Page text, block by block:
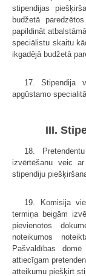
stipendijas
budžetā
papildināt
speciālistu skaitu
ikgadējā budžetā
17. Stipendija
apgūstamo
III.
18.
izvērtēšanu veic
stipendiju
19. Komisija
termiņa beigām
pievienotos
noteikumos
Pašvaldības
attiecīgam
atteikumu piešķirt